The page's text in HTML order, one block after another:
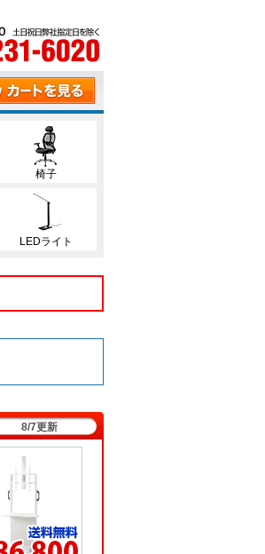
椅子
LEDライト
8/7更新